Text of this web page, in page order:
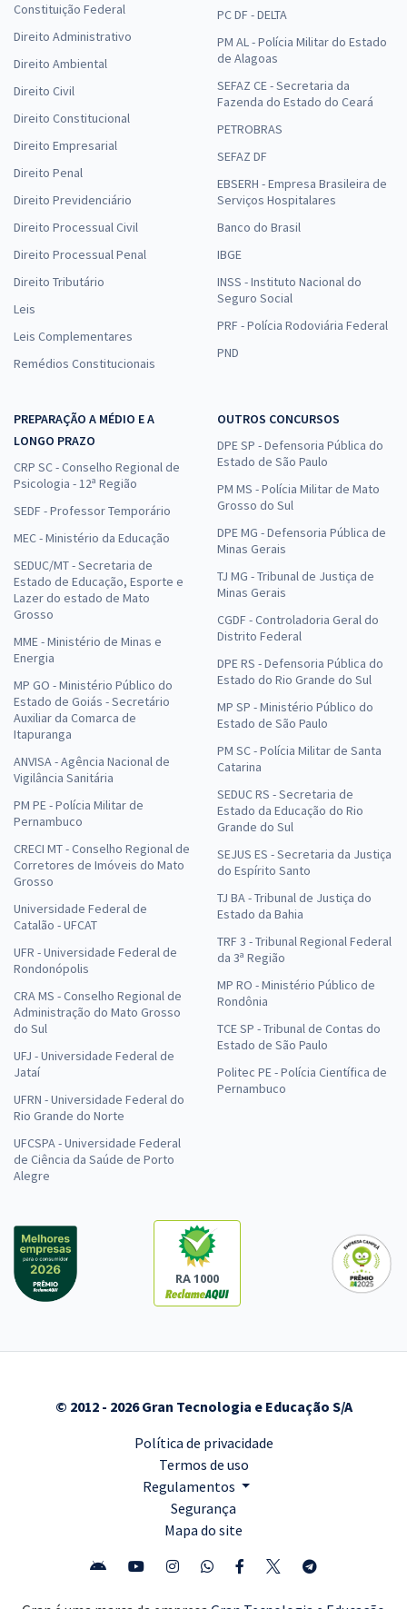
Constituição Federal
Direito Administrativo
Direito Ambiental
Direito Civil
Direito Constitucional
Direito Empresarial
Direito Penal
Direito Previdenciário
Direito Processual Civil
Direito Processual Penal
Direito Tributário
Leis
Leis Complementares
Remédios Constitucionais
PC DF - DELTA
PM AL - Polícia Militar do Estado
de Alagoas
SEFAZ CE - Secretaria da
Fazenda do Estado do Ceará
PETROBRAS
SEFAZ DF
EBSERH - Empresa Brasileira de
Serviços Hospitalares
Banco do Brasil
IBGE
INSS - Instituto Nacional do
Seguro Social
PRF - Polícia Rodoviária Federal
PND
PREPARAÇÃO A MÉDIO E A
LONGO PRAZO
CRP SC - Conselho Regional de
Psicologia - 12ª Região
SEDF - Professor Temporário
MEC - Ministério da Educação
SEDUC/MT - Secretaria de
Estado de Educação, Esporte e
Lazer do estado de Mato
Grosso
MME - Ministério de Minas e
Energia
MP GO - Ministério Público do
Estado de Goiás - Secretário
Auxiliar da Comarca de
Itapuranga
ANVISA - Agência Nacional de
Vigilância Sanitária
PM PE - Polícia Militar de
Pernambuco
CRECI MT - Conselho Regional de
Corretores de Imóveis do Mato
Grosso
Universidade Federal de
Catalão - UFCAT
UFR - Universidade Federal de
Rondonópolis
CRA MS - Conselho Regional de
Administração do Mato Grosso
do Sul
UFJ - Universidade Federal de
Jataí
UFRN - Universidade Federal do
Rio Grande do Norte
UFCSPA - Universidade Federal
de Ciência da Saúde de Porto
Alegre
OUTROS CONCURSOS
DPE SP - Defensoria Pública do
Estado de São Paulo
PM MS - Polícia Militar de Mato
Grosso do Sul
DPE MG - Defensoria Pública de
Minas Gerais
TJ MG - Tribunal de Justiça de
Minas Gerais
CGDF - Controladoria Geral do
Distrito Federal
DPE RS - Defensoria Pública do
Estado do Rio Grande do Sul
MP SP - Ministério Público do
Estado de São Paulo
PM SC - Polícia Militar de Santa
Catarina
SEDUC RS - Secretaria de
Estado da Educação do Rio
Grande do Sul
SEJUS ES - Secretaria da Justiça
do Espírito Santo
TJ BA - Tribunal de Justiça do
Estado da Bahia
TRF 3 - Tribunal Regional Federal
da 3ª Região
MP RO - Ministério Público de
Rondônia
TCE SP - Tribunal de Contas do
Estado de São Paulo
Politec PE - Polícia Científica de
Pernambuco
RA 1000
© 2012 - 2026 Gran Tecnologia e Educação S/A
Política de privacidade
Termos de uso
Regulamentos
Segurança
Mapa do site